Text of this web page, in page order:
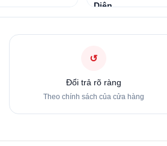
Diện
↺
Đổi trả rõ ràng
Theo chính sách của cửa hàng